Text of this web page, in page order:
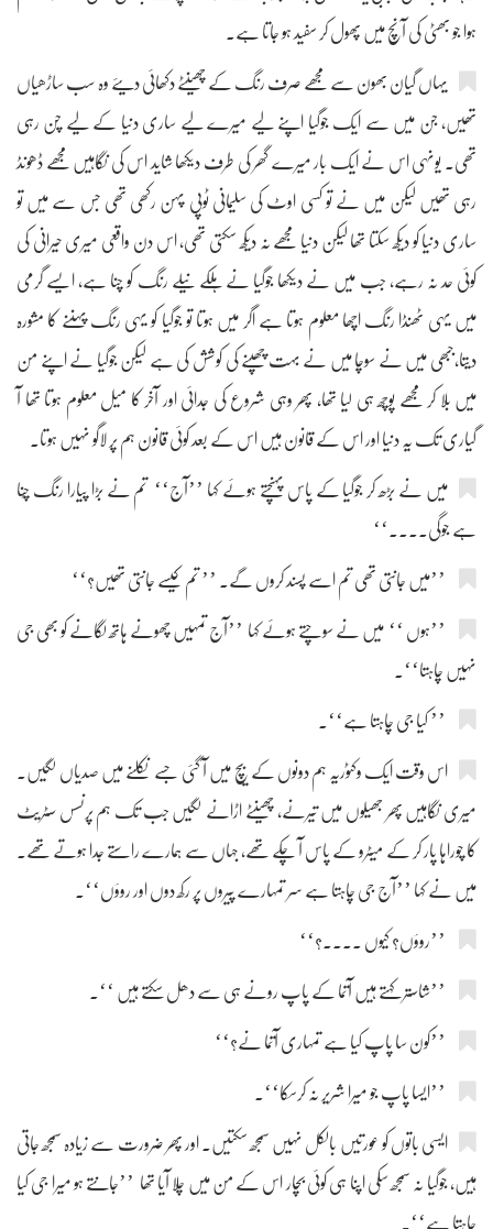
ہوا جو بھٹی کی آنچ میں پھول کر سفید ہو جاتا ہے۔
یہاں گیان بھون سے مجھے صرف رنگ کے چھینٹے دکھائی دیئے وہ سب ساڑھیاں
تھیں، جن میں سے ایک جوگیا اپنے لیے میرے لیے ساری دنیا کے لیے چن رہی
تھی۔ یونہی اس نے ایک بار میرے گھر کی طرف دیکھا شاید اس کی نگاہیں مجھے ڈھونڈ
رہی تھیں لیکن میں نے تو کسی اوٹ کی سلیمانی ٹوپی پہن رکھی تھی جس سے میں تو
ساری دنیا کو دیکھ سکتا تھا لیکن دنیا مجھے نہ دیکھ سکتی تھی، اس دن واقعی میری حیرانی کی
کوئی حد نہ رہے، جب میں نے دیکھا جوگیا نے ہلکے نیلے رنگ کو چنا ہے، ایسے گرمی
میں یہی ٹھنڈا رنگ اچھا معلوم ہوتا ہے اگر میں ہوتا تو جوگیا کو یہی رنگ پہننے کا مشورہ
دیتا،جبھی میں نے سوچا میں نے بہت چھپنے کی کوشش کی ہے لیکن جوگیا نے اپنے من
میں بلا کر مجھے پوچھ ہی لیا تھا، پھر وہی شروع کی جدائی اور آخر کا میل معلوم ہوتا تھا آ
گیاری تک یہ دنیا اور اس کے قانون ہیں اس کے بعد کوئی قانون ہم پر لاگو نہیں ہوتا۔
میں نے بڑھ کر جوگیا کے پاس پہنچتے ہوئے کہا ’’آج‘‘ تم نے بڑا پیارا رنگ چُنا
ہے جوگی....‘‘
’’میں جانتی تھی تم اسے پسند کروں گے۔ ’’ تم کیسے جانتی تھیں؟‘‘
’’ہوں ‘‘ میں نے سوچتے ہوئے کہا ’’آج تمہیں چھونے ہاتھ لگانے کو بھی جی
نہیں چاہتا‘‘۔
’’ کیا جی چاہتا ہے‘‘۔
اس وقت ایک وکٹوریہ ہم دونوں کے بیچ میں آ گئی جسے نکلنے میں صدیاں لگیں۔
میری نگاہیں پھر جھیلوں میں تیرنے، چھینٹے اڑانے لگیں جب تک ہم پرنسس سٹریٹ
کا چوراہا پار کر کے میٹرو کے پاس آ چکے تھے، جہاں سے ہمارے راستے جدا ہوتے تھے۔
میں نے کہا ’’آج جی چاہتا ہے سر تمہارے پیروں پر رکھ دوں اور روؤں‘‘۔
’’روؤں؟ کیوں ....؟‘‘
’’شاستر کہتے ہیں آتما کے پاپ رونے ہی سے دھل سکتے ہیں ‘‘۔
’’کون سا پاپ کیا ہے تمہاری آتما نے؟‘‘
’’ایسا پاپ جو میرا شریر نہ کرسکا‘‘۔
ایسی باتوں کو عورتیں بالکل نہیں سمجھ سکتیں۔ اور پھر ضرورت سے زیادہ سمجھ جاتی
ہیں، جوگیا نہ سمجھ سکی اپنا ہی کوئی بچار اس کے من میں چلا آیا تھا ’’جانتے ہو میرا جی کیا
چاہتا ہے‘‘۔